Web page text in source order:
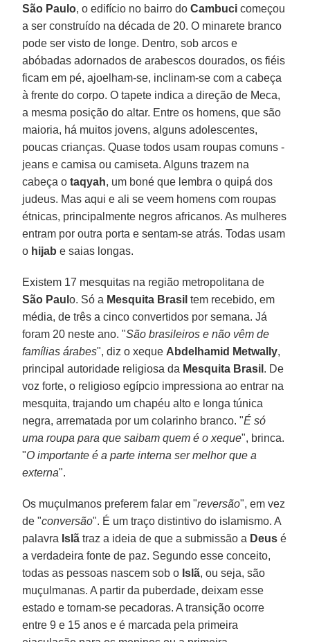
São Paulo, o edifício no bairro doCambuci começou
a ser construído na década de 20. O minarete branco
pode ser visto de longe. Dentro, sob arcos e
abóbadas adornados de arabescos dourados, os fiéis
ficam em pé, ajoelham-se, inclinam-se com a cabeça
à frente do corpo. O tapete indica a direção de Meca,
a mesma posição do altar. Entre os homens, que são
maioria, há muitos jovens, alguns adolescentes,
poucas crianças. Quase todos usam roupas comuns -
jeans e camisa ou camiseta. Alguns trazem na
cabeça otaqyah, um boné que lembra o quipá dos
judeus. Mas aqui e ali se veem homens com roupas
étnicas, principalmente negros africanos. As mulheres
entram por outra porta e sentam-se atrás. Todas usam
o hijab e saias longas.
Existem 17 mesquitas na região metropolitana de
São Paulo. Só a Mesquita Brasil tem recebido, em
média, de três a cinco convertidos por semana. Já
foram 20 neste ano. "São brasileiros e não vêm de
famílias árabes", diz o xeque Abdelhamid Metwally,
principal autoridade religiosa da Mesquita Brasil . De
voz forte, o religioso egípcio impressiona ao entrar na
mesquita, trajando um chapéu alto e longa túnica
negra, arrematada por um colarinho branco. "É só
uma roupa para que saibam quem é o xeque", brinca.
"O importante é a parte interna ser melhor que a
externa".
Os muçulmanos preferem falar em "reversão", em vez
de "conversão". É um traço distintivo do islamismo. A
palavra Islã traz a ideia de que a submissão a Deus é
a verdadeira fonte de paz. Segundo esse conceito,
todas as pessoas nascem sob o Islã, ou seja, são
muçulmanas. A partir da puberdade, deixam esse
estado e tornam-se pecadoras. A transição ocorre
entre 9 e 15 anos e é marcada pela primeira